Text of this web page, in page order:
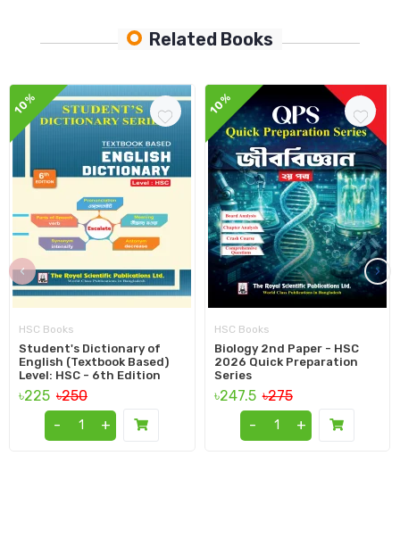
Related Books
10%
HSC Books
Student's Dictionary of
English (Textbook Based)
Level: HSC - 6th Edition
৳225 ৳250
-
+
10%
HSC Books
Biology 2nd Paper - HSC
2026 Quick Preparation
Series
৳247.5 ৳275
-
+
‹ ›